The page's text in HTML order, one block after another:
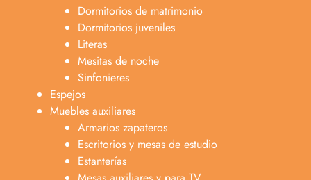
Dormitorios de matrimonio
Dormitorios juveniles
Literas
Mesitas de noche
Sinfonieres
Espejos
Muebles auxiliares
Armarios zapateros
Escritorios y mesas de estudio
Estanterías